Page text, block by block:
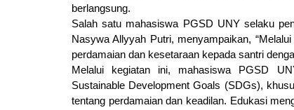
berlangsung.
Salah satu mahasiswa PGSD UNY selaku
Nasywa Allyyah Putri, menyampaikan,
perdamaian dan kesetaraan kepada santri
Melalui kegiatan ini, mahasiswa PGSD
Sustainable Development Goals (SDGs),
tentang perdamaian dan keadilan. Edukasi